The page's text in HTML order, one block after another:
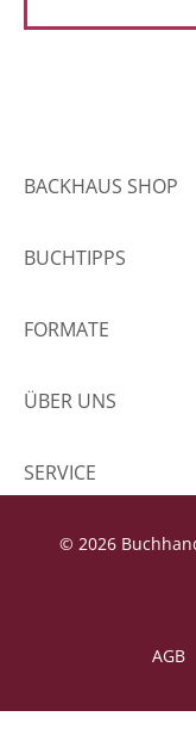
BACKHAUS SHOP
BUCHTIPPS
FORMATE
ÜBER UNS
SERVICE
© 2026
AGB